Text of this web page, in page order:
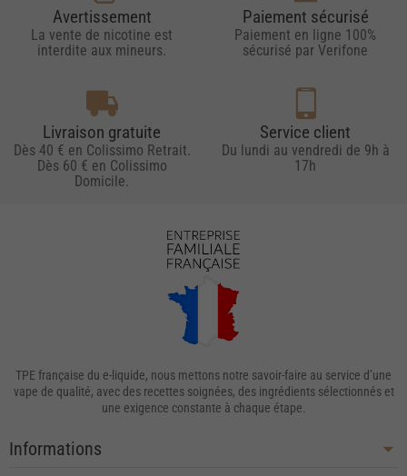
Avertissement
La vente de nicotine est
interdite aux mineurs.
Paiement sécurisé
Paiement en ligne 100%
sécurisé par Verifone
Livraison gratuite
Dès 40 € en Colissimo Retrait.
Dès 60 € en Colissimo
Domicile.
Service client
Du lundi au vendredi de 9h à
17h
TPE française du e-liquide, nous mettons notre savoir-faire au service d’une
vape de qualité, avec des recettes soignées, des ingrédients sélectionnés et
une exigence constante à chaque étape.
Informations